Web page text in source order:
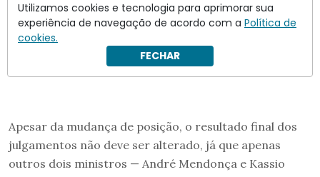
Apesar da mudança de posição, o resultado final dos
julgamentos não deve ser alterado, já que apenas
outros dois ministros — André Mendonça e Kassio
Utilizamos cookies e tecnologia para aprimorar sua
experiência de navegação de acordo com a Política de
cookies.
FECHAR